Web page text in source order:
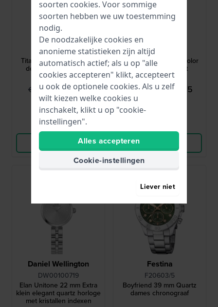
Bering
15630-707
Titanium 30 mm Titanium
design dameshorloge
€ 199,- € 119,95
● Op voorraad
Vergelijk
Bekijk Product
Z45002L1MF
Sport Lady 36 mm Bicolor
dameshorloge met
kristallen indexen
€ 579,- € 289,95
● Op voorraad
Bekijk Product
Daniel Wellington
DW00100719
Elan Unitone 22 mm Extra
klein elegant quartz horloge
met kristallen indexen
Festina
F20603/5
Boyfriend 39 mm Quartz
dames chronograaf
soorten cookies. Voor sommige
soorten hebben we uw toestemming
nodig.
De noodzakelijke cookies en
anonieme statistieken zijn altijd
automatisch actief; als u op "alle
cookies accepteren" klikt, accepteert
u ook de optionele cookies. Als u zelf
wilt kiezen welke cookies u
inschakelt, klikt u op "cookie-
instellingen".
Alles accepteren
Cookie-instellingen
Liever niet